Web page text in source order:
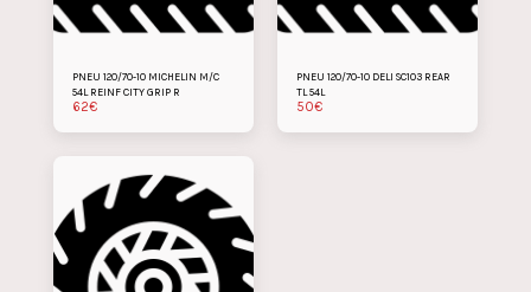
PNEU 120/70-10 MICHELIN M/C
54L REINF CITY GRIP R
62€
PNEU 120/70-10 DELI SC103 REAR
TL 54L
50€